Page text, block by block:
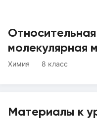
молекулярная
Химия 8 класс
Материалы к